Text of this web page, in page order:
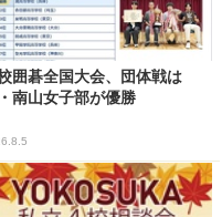
囲碁全国大会、団体戦は
南山女子部が優勝